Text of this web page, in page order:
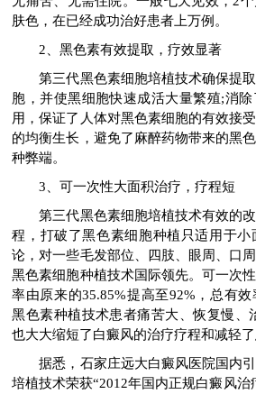
肤色，在已经成功治好患者上万例。
2、黑色素有效提取，疗效显著
第三代黑色素细胞培植技术确保提取
胞，并使黑细胞快速成活大量繁殖;消
用，保证了人体对黑色素细胞的有效接
的均衡生长，避免了麻醉药物带来的黑
种弊端。
3、可一次性大面积治疗，疗程短
第三代黑色素细胞培植技术有效的改
程，打破了黑色素细胞种植只适用于
论，对一些毛发部位、四肢、眼周、口
黑色素细胞种植技术国际领先。可一次
率由原来的35.85%提高至92%，总有
黑色素种植技术患者痛苦大、恢复慢、
也大大缩短了白癜风的治疗疗程和减轻了
据悉，石家庄远大白癜风医院国内引
培植技术荣获“2012年国内正规白癜风治